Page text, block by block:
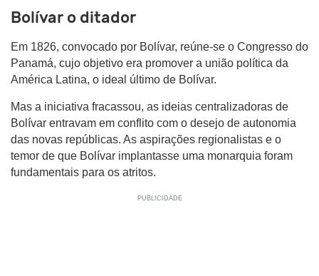
Bolívar o ditador
Em 1826, convocado por Bolívar, reúne-se o Congresso do
Panamá, cujo objetivo era promover a união política da
América Latina, o ideal último de Bolívar.
Mas a iniciativa fracassou, as ideias centralizadoras de
Bolívar entravam em conflito com o desejo de autonomia
das novas repúblicas. As aspirações regionalistas e o
temor de que Bolívar implantasse uma monarquia foram
fundamentais para os atritos.